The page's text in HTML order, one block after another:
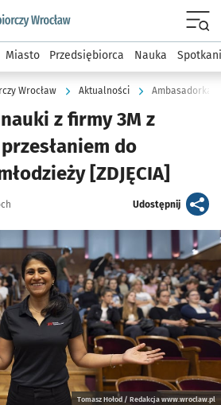
podserwis: Strategia
Miasto Przedsiębiorca Nauka
Wrocław Aktualności
z firmy 3M z
do
[ZDJĘCIA]
Udostępnijartykuł
Tomasz Hołod / Redakcja www.wroclaw.pl